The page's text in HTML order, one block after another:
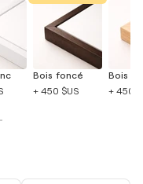
Bois foncé
+ 450 $US
Bois
+ 450